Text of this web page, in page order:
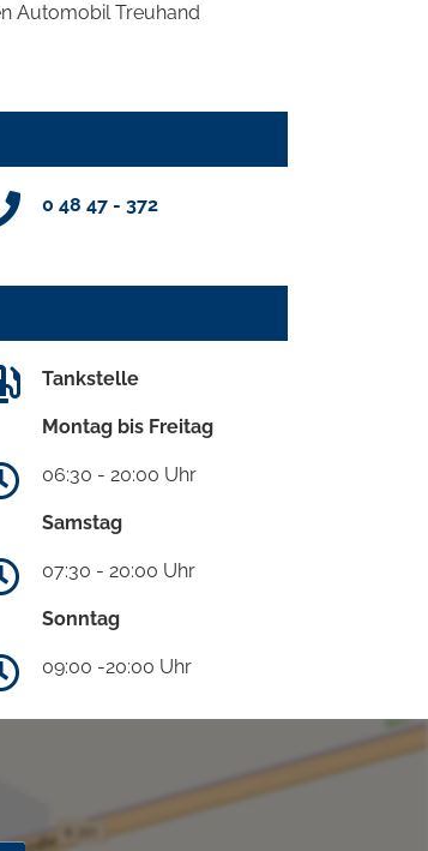
Automobil Treuhand
0 48 47 - 372
Tankstelle
Montag bis Freitag
06:30 - 20:00 Uhr
Samstag
07:30 - 20:00 Uhr
Sonntag
09:00 -20:00 Uhr